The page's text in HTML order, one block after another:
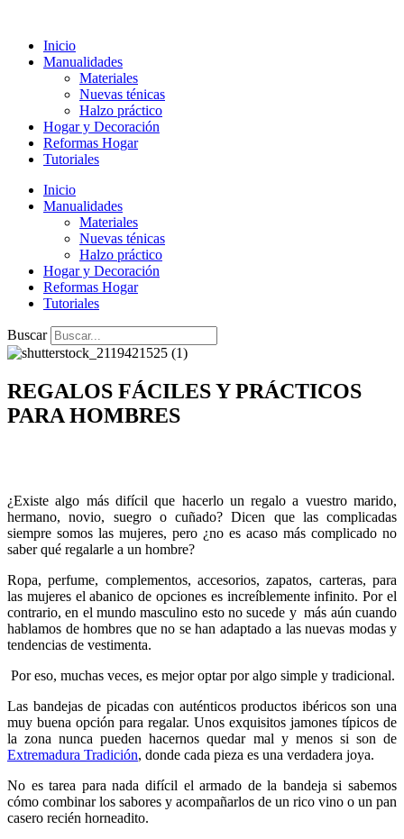
contenido
Inicio
Manualidades
Materiales
Nuevas ténicas
Halzo práctico
Hogar y Decoración
Reformas Hogar
Tutoriales
Inicio
Manualidades
Materiales
Nuevas ténicas
Halzo práctico
Hogar y Decoración
Reformas Hogar
Tutoriales
Buscar
REGALOS FÁCILES Y PRÁCTICOS
PARA HOMBRES
¿Existe algo más difícil que hacerlo un regalo a vuestro marido,
hermano, novio, suegro o cuñado? Dicen que las complicadas
siempre somos las mujeres, pero ¿no es acaso más complicado no
saber qué regalarle a un hombre?
Ropa, perfume, complementos, accesorios, zapatos, carteras, para
las mujeres el abanico de opciones es increíblemente infinito. Por el
contrario, en el mundo masculino esto no sucede y más aún cuando
hablamos de hombres que no se han adaptado a las nuevas modas y
tendencias de vestimenta.
Por eso, muchas veces, es mejor optar por algo simple y tradicional.
Las bandejas de picadas con auténticos productos ibéricos son una
muy buena opción para regalar. Unos exquisitos jamones típicos de
la zona nunca pueden hacernos quedar mal y menos si son de
Extremadura Tradición, donde cada pieza es una verdadera joya.
No es tarea para nada difícil el armado de la bandeja si sabemos
cómo combinar los sabores y acompañarlos de un rico vino o un pan
casero recién horneadito.